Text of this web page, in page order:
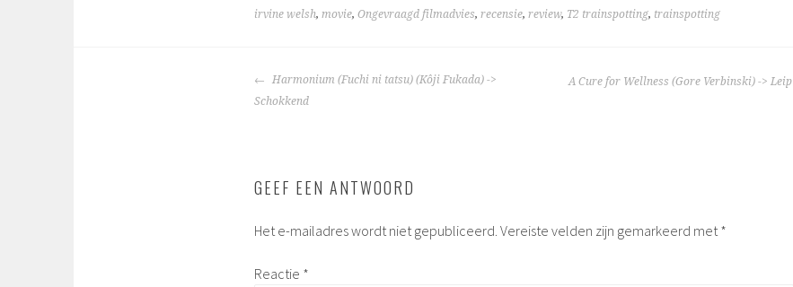
irvine welsh, movie, Ongevraagd filmadvies, recensie, review, T2 trainspotting, trainspotting
BERICHTNAVIGATIE
Harmonium (Fuchi ni tatsu) (Kôji Fukada) ->
Schokkend
A Cure for Wellness (Gore Verbinski) -> Leip
GEEF EEN ANTWOORD
Het e-mailadres wordt niet gepubliceerd. Vereiste velden zijn gemarkeerd met *
Reactie *